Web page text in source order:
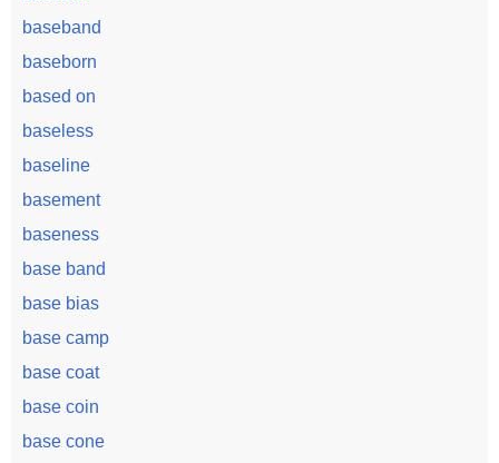
baseband
baseborn
based on
baseless
baseline
basement
baseness
base band
base bias
base camp
base coat
base coin
base cone